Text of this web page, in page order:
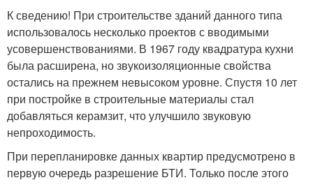
К сведению! При строительстве зданий данного типа
использовалось несколько проектов с вводимыми
усовершенствованиями. В 1967 году квадратура кухни
была расширена, но звукоизоляционные свойства
остались на прежнем невысоком уровне. Спустя 10 лет
при постройке в строительные материалы стал
добавляться керамзит, что улучшило звуковую
непроходимость.
При перепланировке данных квартир предусмотрено в
первую очередь разрешение БТИ. Только после этого